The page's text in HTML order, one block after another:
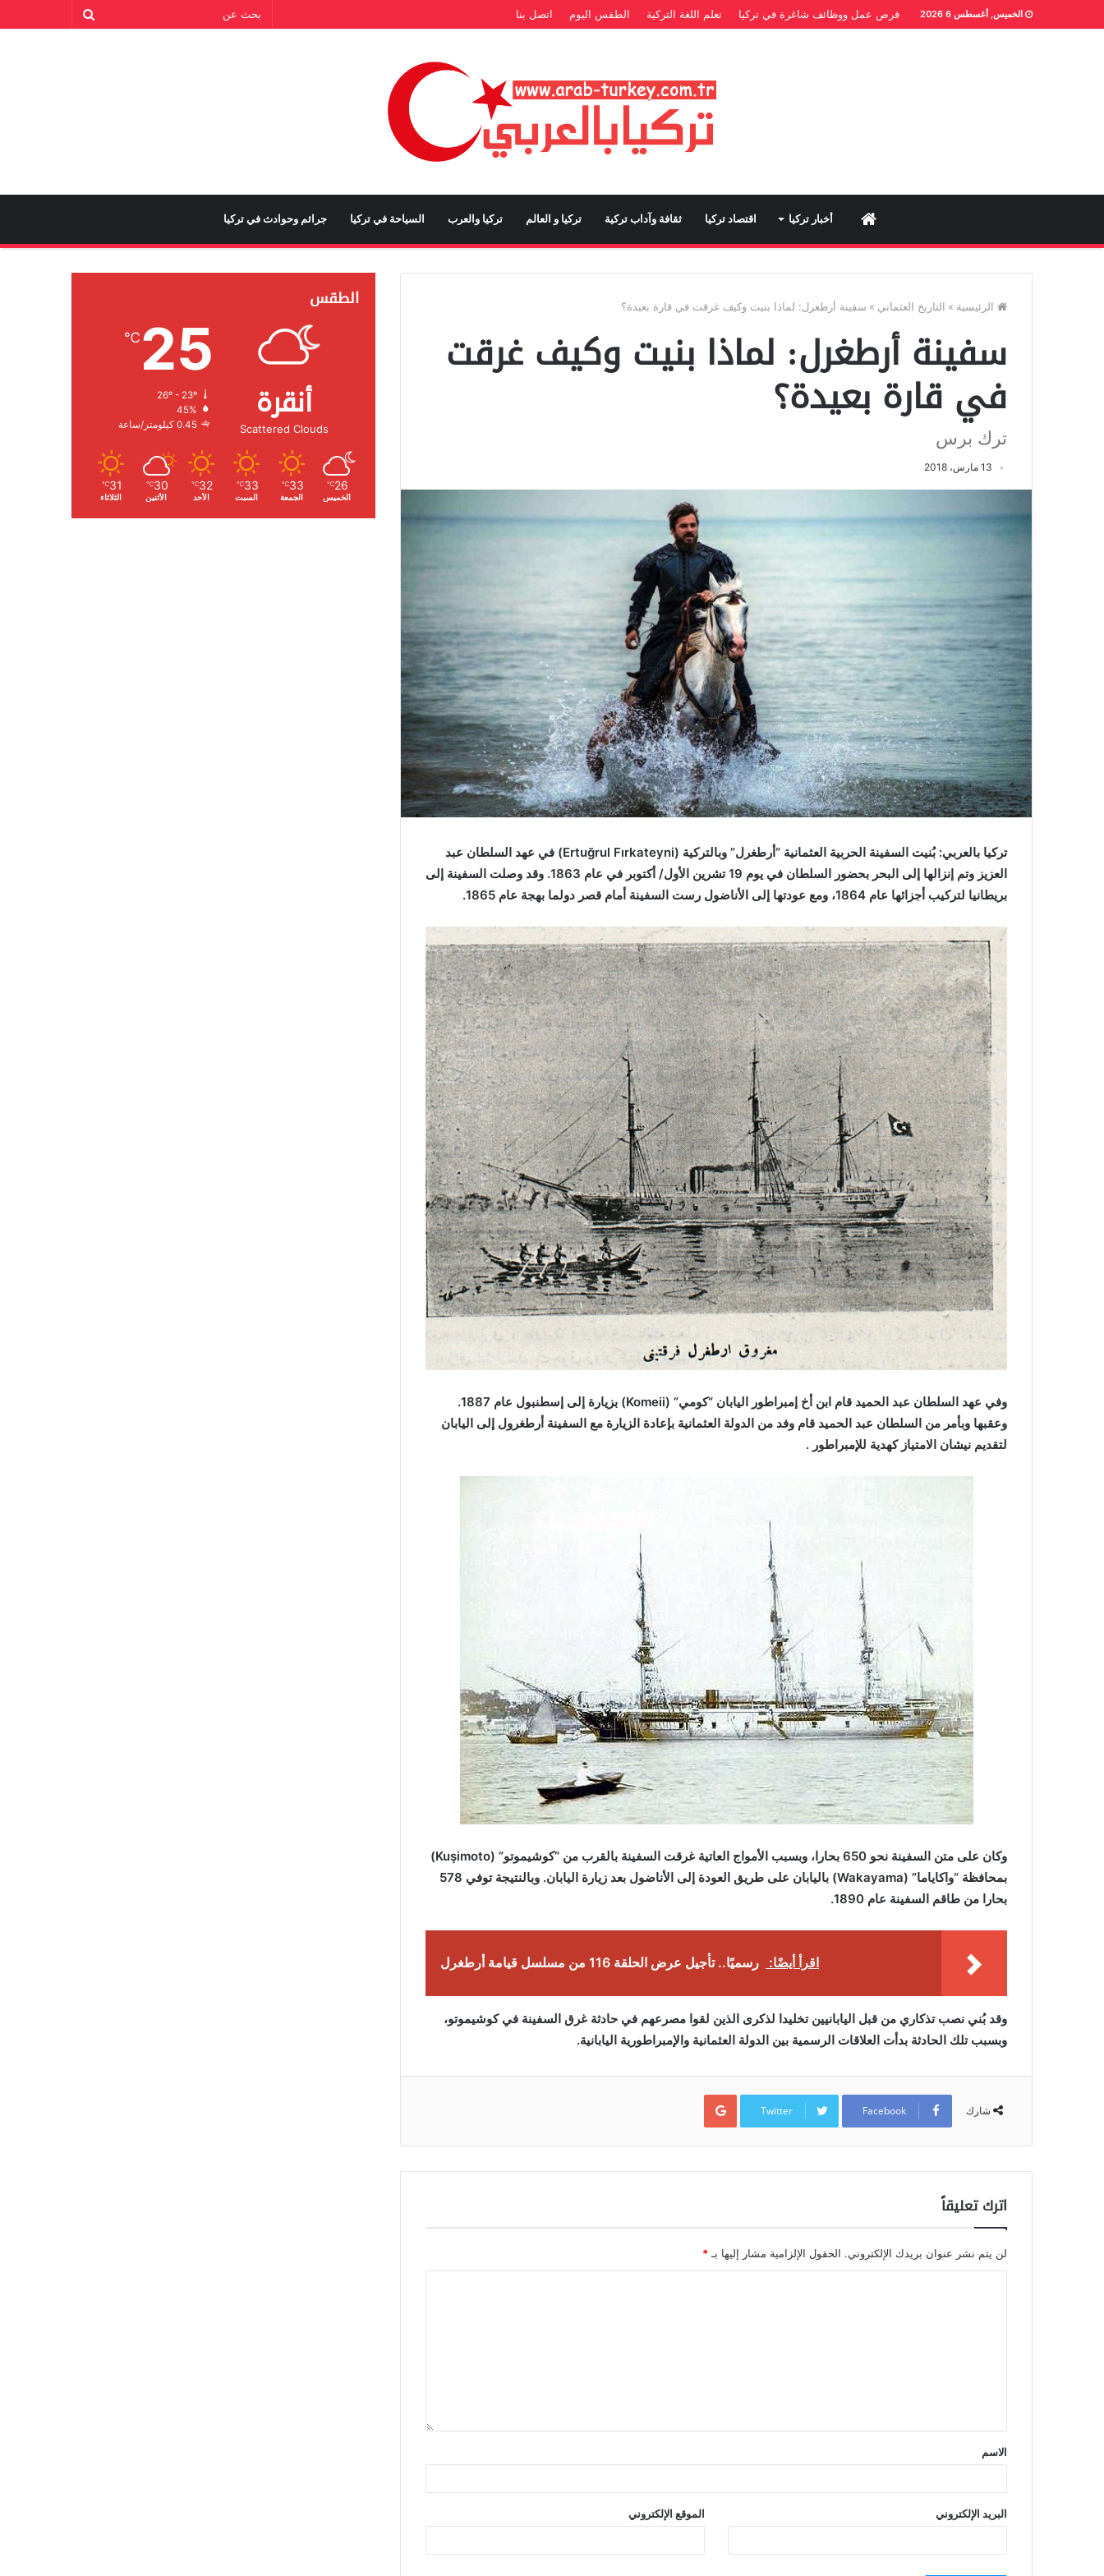
الخميس, أغسطس 6 2026 فرص عمل ووظائف شاغرة في تركيا تعلم اللغة التركية الطقس اليوم اتصل بنا
Home أخبار تركيا اقتصاد تركيا ثقافة وآداب تركية تركيا و العالم تركيا والعرب السياحة في تركيا جرائم وحوادث في تركيا
الرئيسية » التاريخ العثماني » سفينة أرطغرل: لماذا بنيت وكيف غرقت في قارة بعيدة؟
سفينة أرطغرل: لماذا بنيت وكيف غرقت
في قارة بعيدة؟
ترك برس
13 مارس، 2018
تركيا بالعربي: بُنيت السفينة الحربية العثمانية “أرطغرل” وبالتركية (Ertuğrul Fırkateyni) في عهد السلطان عبد
العزيز وتم إنزالها إلى البحر بحضور السلطان في يوم 19 تشرين الأول/ أكتوبر في عام 1863. وقد وصلت السفينة إلى
بريطانيا لتركيب أجزائها عام 1864، ومع عودتها إلى الأناضول رست السفينة أمام قصر دولما بهجة عام 1865.
وفي عهد السلطان عبد الحميد قام ابن أخ إمبراطور اليابان “كومي” (Komeii) بزيارة إلى إسطنبول عام 1887.
وعقبها وبأمر من السلطان عبد الحميد قام وفد من الدولة العثمانية بإعادة الزيارة مع السفينة أرطغرول إلى اليابان
لتقديم نيشان الامتياز كهدية للإمبراطور .
وكان على متن السفينة نحو 650 بحارا، وبسبب الأمواج العاتية غرقت السفينة بالقرب من “كوشيموتو” (Kuşimoto)
بمحافظة “واكاياما” (Wakayama) باليابان على طريق العودة إلى الأناضول بعد زيارة اليابان. وبالنتيجة توفي 578
بحارا من طاقم السفينة عام 1890.
اقرأ أيضًا: رسميًا.. تأجيل عرض الحلقة 116 من مسلسل قيامة أرطغرل
وقد بُني نصب تذكاري من قبل اليابانيين تخليدا لذكرى الذين لقوا مصرعهم في حادثة غرق السفينة في كوشيموتو،
وبسبب تلك الحادثة بدأت العلاقات الرسمية بين الدولة العثمانية والإمبراطورية اليابانية.
شارك Facebook
Twitter
Google+
اترك تعليقاً
لن يتم نشر عنوان بريدك الإلكتروني. الحقول الإلزامية مشار إليها بـ*
الاسم
البريد الإلكتروني الموقع الإلكتروني
الطقس
أنقرة
Scattered Clouds
25
℃
26º - 23º
الرطوبة:
الرياح:0.45 كيلومتر/ساعة
26
℃
الخميس
33
℃
الجمعة
33
℃
السبت
32
℃
الأحد
30
℃
الأثنين
31
℃
الثلاثاء